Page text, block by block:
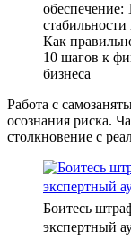
Как
10 шагов к
бизнеса
Работа с
осознания риска.
столкновение с
Боитесь
экспертный